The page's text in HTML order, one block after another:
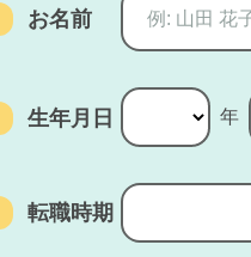
お名前
生年月日 年
転職時期